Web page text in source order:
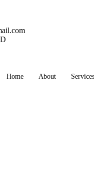
Home About Services